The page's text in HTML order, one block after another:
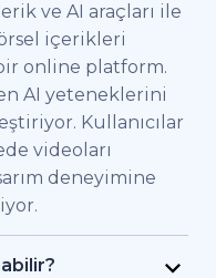
ve AI araçları ile
içerikleri
online platform.
AI yeteneklerini
Kullanıcılar
videoları
deneyimine